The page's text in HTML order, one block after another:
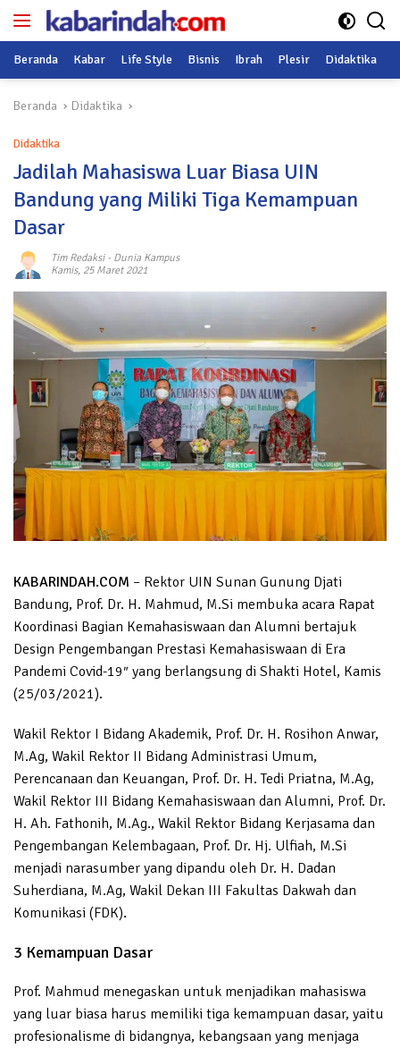
Langsung
Beranda Kabar Life Style Bisnis Ibrah Plesir Didaktika
Beranda Didaktika
Didaktika
Jadilah Mahasiswa Luar Biasa UIN
Bandung yang Miliki Tiga Kemampuan
Dasar
Tim Redaksi- Dunia Kampus
Kamis, 25 Maret 2021
KABARINDAH.COM – Rektor UIN Sunan Gunung Djati
Bandung, Prof. Dr. H. Mahmud, M.Si membuka acara Rapat
Koordinasi Bagian Kemahasiswaan dan Alumni bertajuk
Design Pengembangan Prestasi Kemahasiswaan di Era
Pandemi Covid-19″ yang berlangsung di Shakti Hotel, Kamis
(25/03/2021).
Wakil Rektor I Bidang Akademik, Prof. Dr. H. Rosihon Anwar,
M.Ag, Wakil Rektor II Bidang Administrasi Umum,
Perencanaan dan Keuangan, Prof. Dr. H. Tedi Priatna, M.Ag,
Wakil Rektor III Bidang Kemahasiswaan dan Alumni, Prof. Dr.
H. Ah. Fathonih, M.Ag., Wakil Rektor Bidang Kerjasama dan
Pengembangan Kelembagaan, Prof. Dr. Hj. Ulfiah, M.Si
menjadi narasumber yang dipandu oleh Dr. H. Dadan
Suherdiana, M.Ag, Wakil Dekan III Fakultas Dakwah dan
Komunikasi (FDK).
3 Kemampuan Dasar
Prof. Mahmud menegaskan untuk menjadikan mahasiswa
yang luar biasa harus memiliki tiga kemampuan dasar, yaitu
profesionalisme di bidangnya, kebangsaan yang menjaga